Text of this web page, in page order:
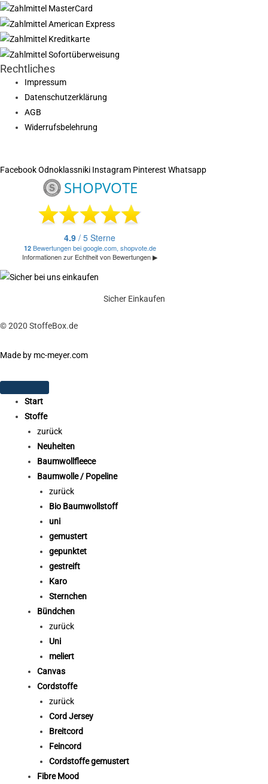
Rechtliches
Impressum
Datenschutzerklärung
AGB
Widerrufsbelehrung
FacebookOdnoklassniki Instagram Pinterest Whatsapp
Sicher Einkaufen
© 2020 StoffeBox.de
Made by mc-meyer.com
Start
Stoffe
zurück
Neuheiten
Baumwollfleece
Baumwolle / Popeline
zurück
Bio Baumwollstoff
uni
gemustert
gepunktet
gestreift
Karo
Sternchen
Bündchen
zurück
Uni
meliert
Canvas
Cordstoffe
zurück
Cord Jersey
Breitcord
Feincord
Cordstoffe gemustert
Fibre Mood